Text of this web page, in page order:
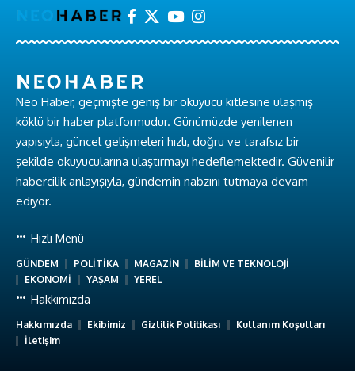
Neo Haber, geçmişte geniş bir okuyucu kitlesine ulaşmış
köklü bir haber platformudur. Günümüzde yenilenen
yapısıyla, güncel gelişmeleri hızlı, doğru ve tarafsız bir
şekilde okuyucularına ulaştırmayı hedeflemektedir. Güvenilir
habercilik anlayışıyla, gündemin nabzını tutmaya devam
ediyor.
Hızlı Menü
GÜNDEM POLİTİKA MAGAZİN
BİLİM VE TEKNOLOJİ
EKONOMİ
YAŞAM YEREL
Hakkımızda
Hakkımızda Ekibimiz Gizlilik Politikası
Kullanım Koşulları
İletişim